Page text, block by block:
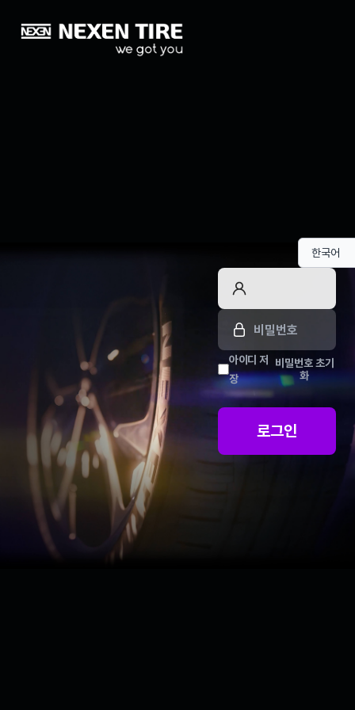
아이디 저
장
비밀번호 초기
화
로그인